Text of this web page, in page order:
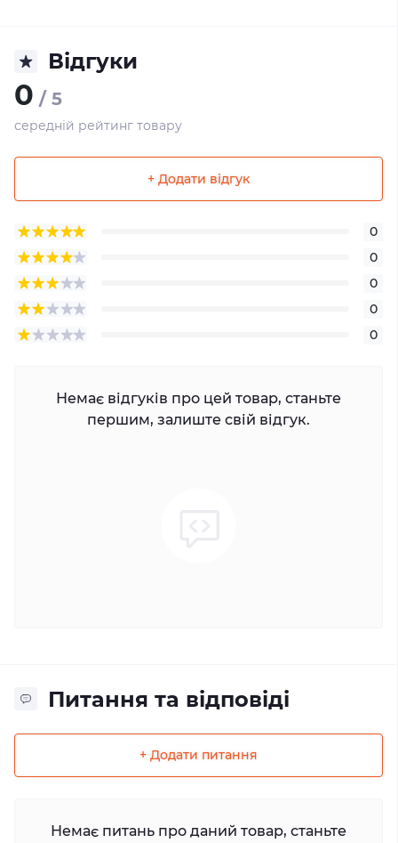
Відгуки
0 / 5
середній рейтинг товару
+ Додати відгук
0
0
0
0
0
Немає відгуків про цей товар, станьте
першим, залиште свій відгук.
Питання та відповіді
+ Додати питання
Немає питань про даний товар, станьте